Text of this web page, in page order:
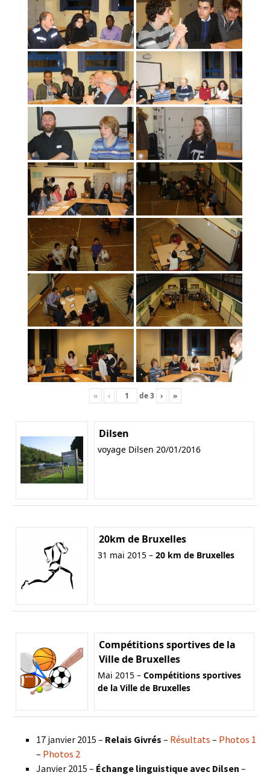
« ‹ de3 › »
Dilsen
voyage Dilsen 20/01/2016
20km de Bruxelles
31 mai 2015 – 20 km de Bruxelles
Compétitions sportives de la
Ville de Bruxelles
Mai 2015 – Compétitions sportives
de la Ville de Bruxelles
17 janvier 2015 – Relais Givrés – Résultats – Photos 1
– Photos 2
Janvier 2015 – Échange linguistique avec Dilsen –